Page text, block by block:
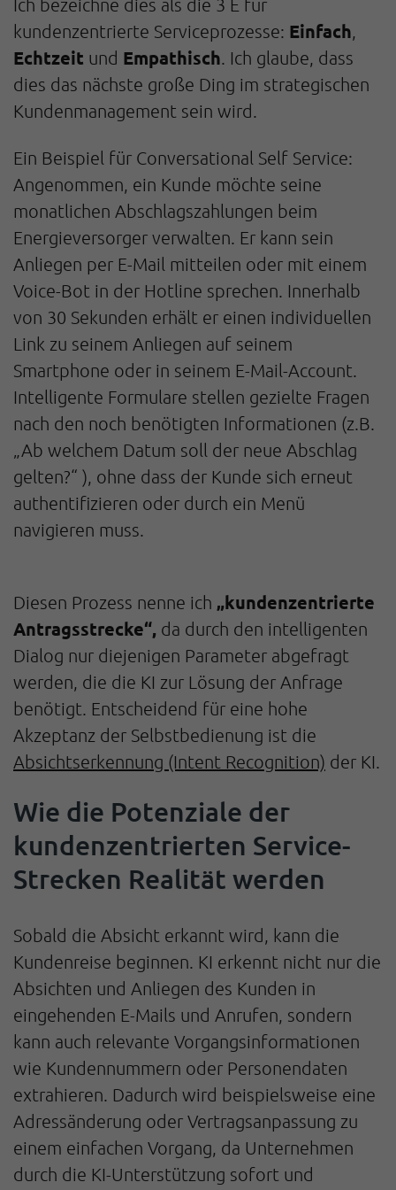
Ich bezeichne dies als die 3 E für
kundenzentrierte Serviceprozesse: Einfach,
Echtzeit und Empathisch. Ich glaube, dass
dies das nächste große Ding im strategischen
Kundenmanagement sein wird.
Ein Beispiel für Conversational Self Service:
Angenommen, ein Kunde möchte seine
monatlichen Abschlagszahlungen beim
Energieversorger verwalten. Er kann sein
Anliegen per E-Mail mitteilen oder mit einem
Voice-Bot in der Hotline sprechen. Innerhalb
von 30 Sekunden erhält er einen individuellen
Link zu seinem Anliegen auf seinem
Smartphone oder in seinem E-Mail-Account.
Intelligente Formulare stellen gezielte Fragen
nach den noch benötigten Informationen (z.B.
„Ab welchem Datum soll der neue Abschlag
gelten?“ ), ohne dass der Kunde sich erneut
authentifizieren oder durch ein Menü
navigieren muss.
Diesen Prozess nenne ich „kundenzentrierte
Antragsstrecke“, da durch den intelligenten
Dialog nur diejenigen Parameter abgefragt
werden, die die KI zur Lösung der Anfrage
benötigt. Entscheidend für eine hohe
Akzeptanz der Selbstbedienung ist die
Absichtserkennung (Intent Recognition) der KI.
Wie die Potenziale der
kundenzentrierten Service-
Strecken Realität werden
Sobald die Absicht erkannt wird, kann die
Kundenreise beginnen. KI erkennt nicht nur die
Absichten und Anliegen des Kunden in
eingehenden E-Mails und Anrufen, sondern
kann auch relevante Vorgangsinformationen
wie Kundennummern oder Personendaten
extrahieren. Dadurch wird beispielsweise eine
Adressänderung oder Vertragsanpassung zu
einem einfachen Vorgang, da Unternehmen
durch die KI-Unterstützung sofort und